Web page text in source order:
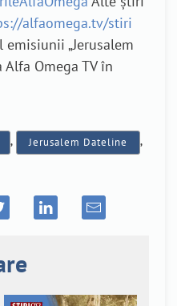
alfaomega.tv/stiri
„Jerusalem
Omega TV în
, Jerusalem Dateline ,